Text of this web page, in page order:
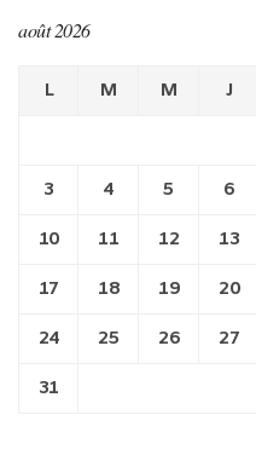
août 2026
L M M J
3 4 5 6
10 11 12 13
17 18 19 20
24 25 26 27
31